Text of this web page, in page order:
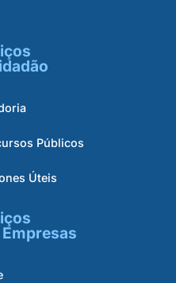
Públicos
Úteis